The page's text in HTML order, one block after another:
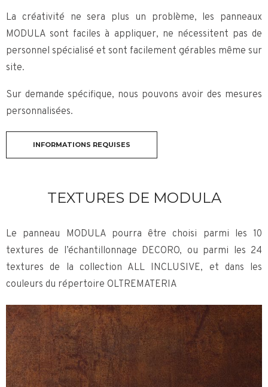
La créativité ne sera plus un problème, les panneaux
MODULA sont faciles à appliquer, ne nécessitent pas de
personnel spécialisé et sont facilement gérables même sur
site.
Sur demande spécifique, nous pouvons avoir des mesures
personnalisées.
INFORMATIONS REQUISES
TEXTURES DE MODULA
Le panneau MODULA pourra être choisi parmi les 10
textures de l’échantillonnage DECORO, ou parmi les 24
textures de la collection ALL INCLUSIVE, et dans les
couleurs du répertoire OLTREMATERIA